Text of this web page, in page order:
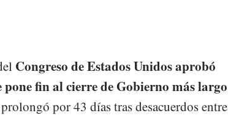
Congreso de Estados Unidos aprobó
pone fin al cierre de Gobierno más largo
por 43 días tras desacuerdos entre